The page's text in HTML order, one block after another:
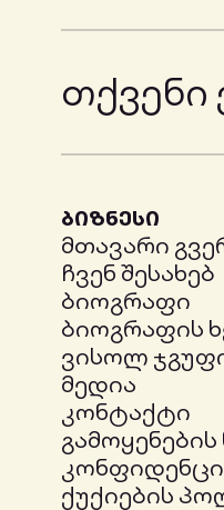
36
7
8
9
ბიზნესი
მთავარი
ჩვენ შესახებ
ბიოგრაფი
ბიოგრაფის
ვისოლ
მედია
კონტაქტი
გამოყენების
ქუქიების